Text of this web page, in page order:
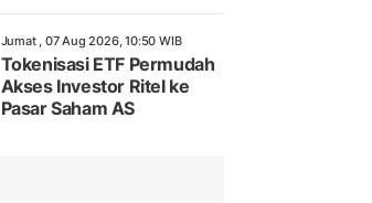
Jumat , 07 Aug 2026, 10:50 WIB
Tokenisasi ETF Permudah
Akses Investor Ritel ke
Pasar Saham AS